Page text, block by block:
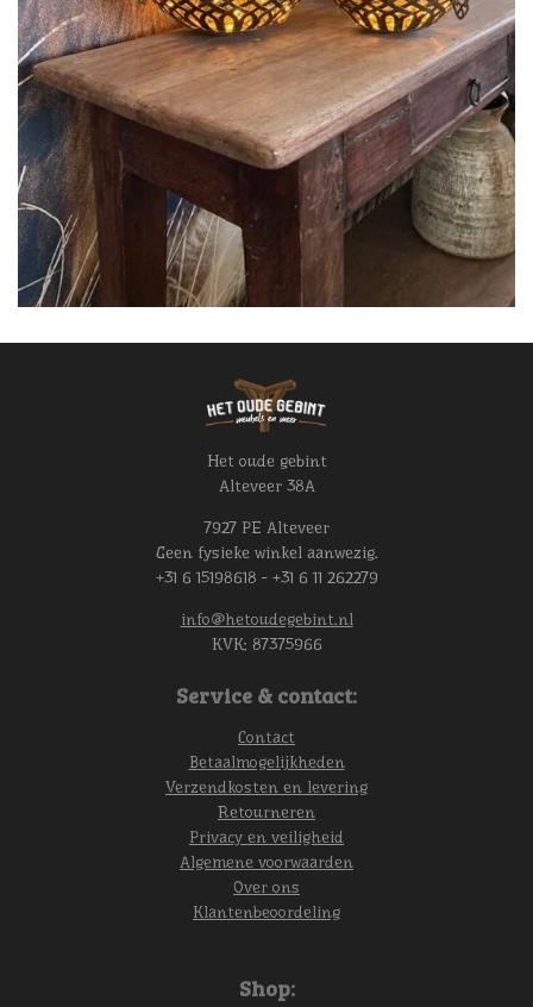
Het oude gebint
Alteveer 38A
7927 PE Alteveer
Geen fysieke winkel aanwezig.
+31 6 15198618 - +31 6 11 262279
info@hetoudegebint.nl
KVK: 87375966
Service & contact:
Contact
Betaalmogelijkheden
Verzendkosten en levering
Retourneren
Privacy en veiligheid
Algemene voorwaarden
Over ons
Klantenbeoordeling
Shop: